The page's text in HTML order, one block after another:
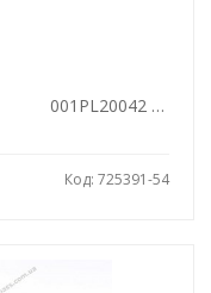
001PL20042 000
Код: 725391-54